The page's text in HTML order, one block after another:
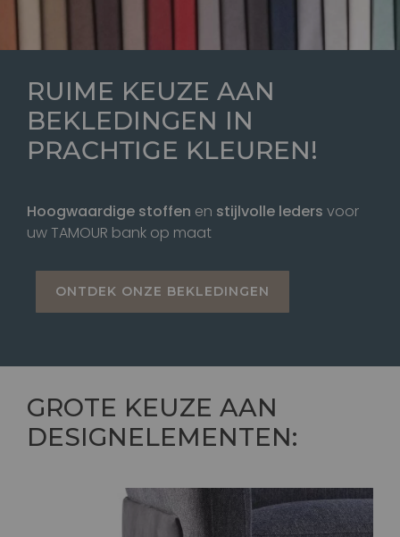
RUIME KEUZE AAN
BEKLEDINGEN IN
PRACHTIGE KLEUREN!
Hoogwaardige stoffen en stijlvolle leders voor
uw TAMOUR bank op maat
ONTDEK ONZE BEKLEDINGEN
GROTE KEUZE AAN
DESIGNELEMENTEN: